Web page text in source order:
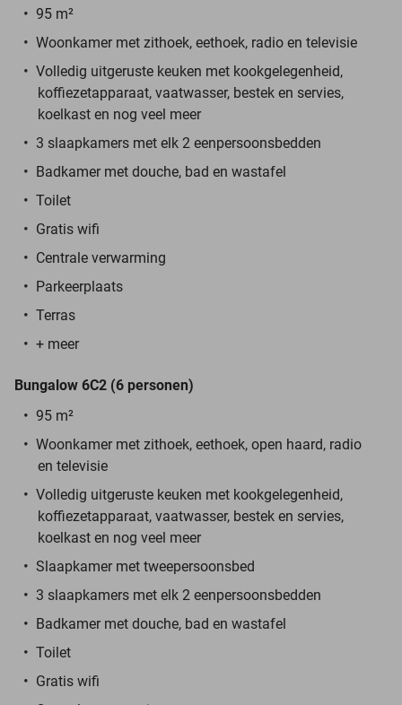
95 m²
Woonkamer met zithoek, eethoek, radio en televisie
Volledig uitgeruste keuken met kookgelegenheid,
koffiezetapparaat, vaatwasser, bestek en servies,
koelkast en nog veel meer
3 slaapkamers met elk 2 eenpersoonsbedden
Badkamer met douche, bad en wastafel
Toilet
Gratis wifi
Centrale verwarming
Parkeerplaats
Terras
+ meer
Bungalow 6C2 (6 personen)
95 m²
Woonkamer met zithoek, eethoek, open haard, radio
en televisie
Volledig uitgeruste keuken met kookgelegenheid,
koffiezetapparaat, vaatwasser, bestek en servies,
koelkast en nog veel meer
Slaapkamer met tweepersoonsbed
3 slaapkamers met elk 2 eenpersoonsbedden
Badkamer met douche, bad en wastafel
Toilet
Gratis wifi